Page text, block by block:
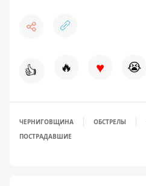
👍 🔥 ♥ 😭
ЧЕРНИГОВЩИНА ОБСТРЕЛЫ
ПОСТРАДАВШИЕ